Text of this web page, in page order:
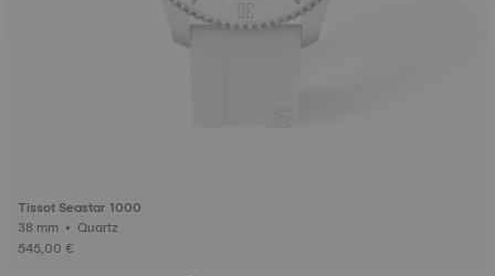
Tissot Seastar 1000
38 mm • Quartz
545,00 €